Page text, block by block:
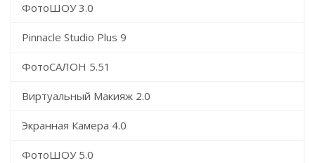
ФотоШОУ 3.0
Pinnacle Studio Plus 9
ФотоСАЛОН 5.51
Виртуальный Макияж 2.0
Экранная Камера 4.0
ФотоШОУ 5.0